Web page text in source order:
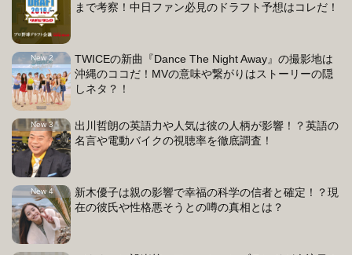
まで考察！中日ファン必見のドラフト予想はコレだ！
TWICEの新曲『Dance The Night Away』の撮影地は
沖縄のココだ！MVの意味や繋がりはストーリーの隠
しネタ？！
出川哲朗の英語力や人気は彼の人柄が影響！？英語の
名言や電動バイクの視聴率を徹底調査！
新木優子は親の影響で幸福の科学の信者と確定！？現
在の彼氏や性格悪そうとの噂の真相とは？